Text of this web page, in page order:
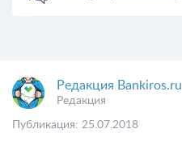
Редакция Bankiros.ru
Редакция
Публикация: 25.07.2018